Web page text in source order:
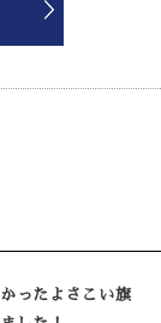
ったよさこい旗